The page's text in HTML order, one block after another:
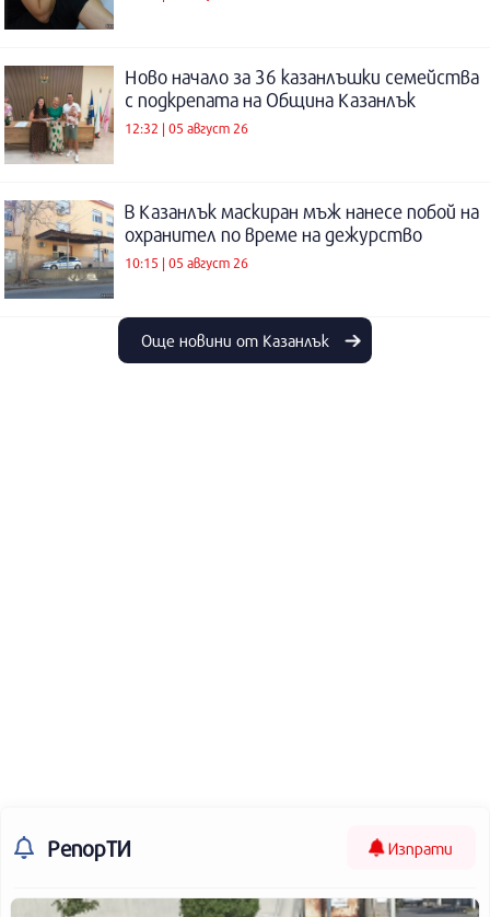
Ново начало за 36 казанлъшки семейства
с подкрепата на Община Казанлък
12:32 | 05 август 26
В Казанлък маскиран мъж нанесе побой на
охранител по време на дежурство
10:15 | 05 август 26
Още новини от Казанлък
РепорТИ Изпрати